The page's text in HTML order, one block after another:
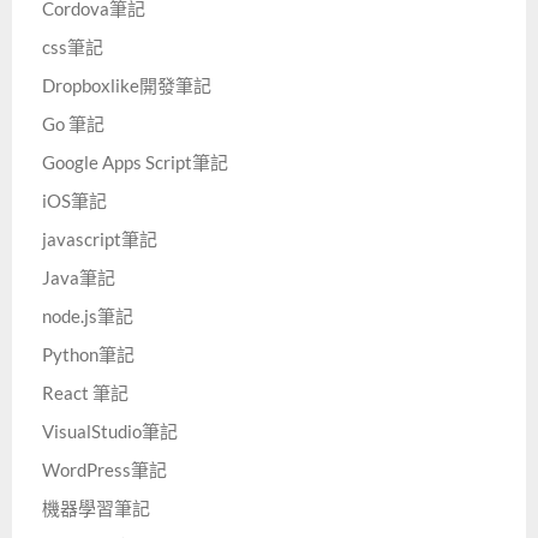
Cordova筆記
css筆記
Dropboxlike開發筆記
Go 筆記
Google Apps Script筆記
iOS筆記
javascript筆記
Java筆記
node.js筆記
Python筆記
React 筆記
VisualStudio筆記
WordPress筆記
機器學習筆記